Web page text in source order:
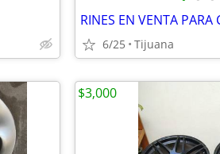
RINES EN VENTA PARA
6/25 Tijuana
$3,000